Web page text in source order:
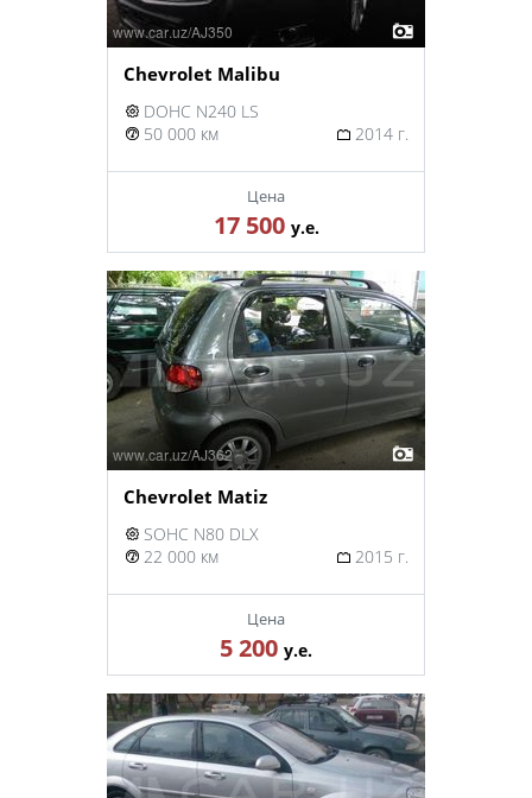
Chevrolet Malibu
DOHC N240 LS
50 000 км
2014 г.
Цена
17 500 у.е.
Chevrolet Matiz
SOHC N80 DLX
22 000 км
2015 г.
Цена
5 200 у.е.